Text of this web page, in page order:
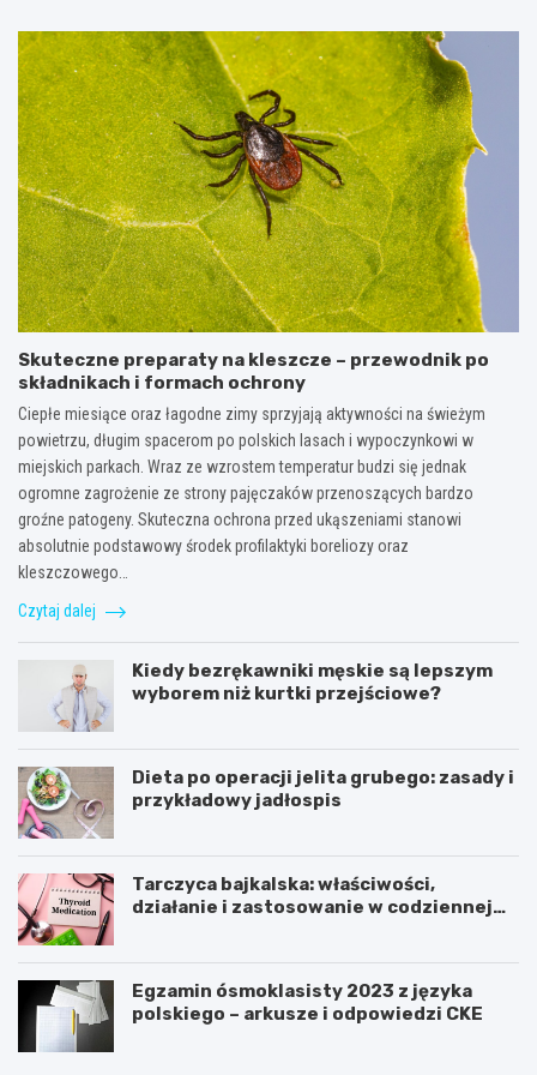
Skuteczne preparaty na kleszcze – przewodnik po
składnikach i formach ochrony
Ciepłe miesiące oraz łagodne zimy sprzyjają aktywności na świeżym
powietrzu, długim spacerom po polskich lasach i wypoczynkowi w
miejskich parkach. Wraz ze wzrostem temperatur budzi się jednak
ogromne zagrożenie ze strony pajęczaków przenoszących bardzo
groźne patogeny. Skuteczna ochrona przed ukąszeniami stanowi
absolutnie podstawowy środek profilaktyki boreliozy oraz
kleszczowego…
Czytaj dalej
Kiedy bezrękawniki męskie są lepszym
wyborem niż kurtki przejściowe?
Dieta po operacji jelita grubego: zasady i
przykładowy jadłospis
Tarczyca bajkalska: właściwości,
działanie i zastosowanie w codziennej
Egzamin ósmoklasisty 2023 z języka
polskiego – arkusze i odpowiedzi CKE
C
J